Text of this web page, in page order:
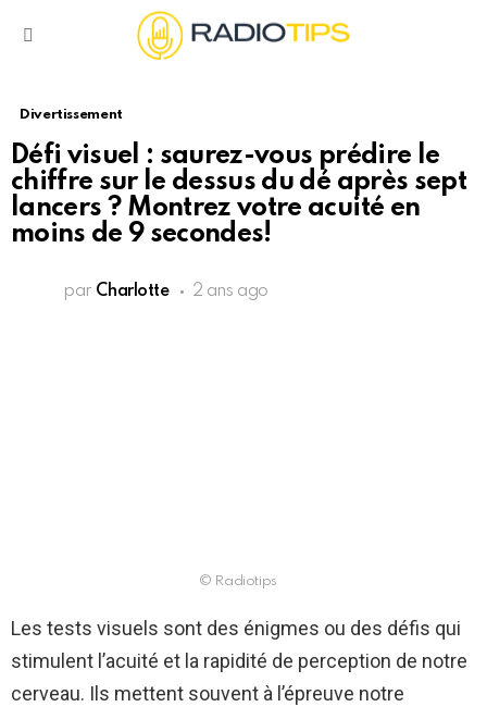
Divertissement
Défi visuel : saurez-vous prédire le
chiffre sur le dessus du dé après sept
lancers ? Montrez votre acuité en
moins de 9 secondes!
par Charlotte 2 ans ago
© Radiotips
Les tests visuels sont des énigmes ou des défis qui
stimulent l’acuité et la rapidité de perception de notre
cerveau. Ils mettent souvent à l’épreuve notre